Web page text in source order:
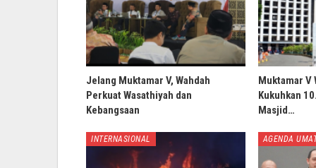
Jelang Muktamar V, Wahdah
Perkuat Wasathiyah dan
Kebangsaan
Muktamar V
Kukuhkan
Masjid…
INTERNASIONAL AGENDA